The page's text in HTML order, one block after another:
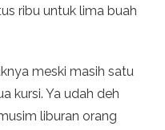
ribu untuk lima buah
meski masih satu
kursi. Ya udah deh
liburan orang